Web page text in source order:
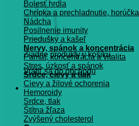
Žiadne produkty v košíku.
Vrátiť sa do obchodu
Bolesť hrdla
Chrípka a prechladnutie, horúčka
Nádcha
Posilnenie imunity
Priedušky a kašeľ
Nervy, spánok a koncentrácia
Pamät, koncentrácia a vitalita
Stres, úzkosť a spánok
Srdce, cievy a tlak
Cievy a žilové ochorenia
Hemoroidy
Srdce, tlak
Štítna žľaza
Zvýšený cholesterol